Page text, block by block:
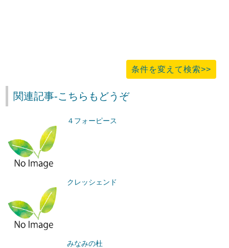
条件を変えて検索>>
関連記事-こちらもどうぞ
４フォーピース
クレッシェンド
みなみの杜